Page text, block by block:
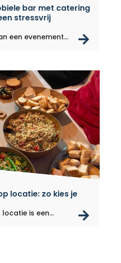
bar met catering
stressvrij
een evenement
locatie: zo kies je
is een...